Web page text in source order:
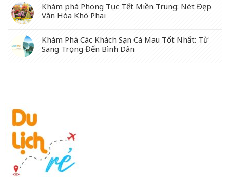
Khám phá Phong Tục Tết Miền Trung: Nét Đẹp
Văn Hóa Khó Phai
Khám Phá Các Khách Sạn Cà Mau Tốt Nhất: Từ
Sang Trọng Đến Bình Dân